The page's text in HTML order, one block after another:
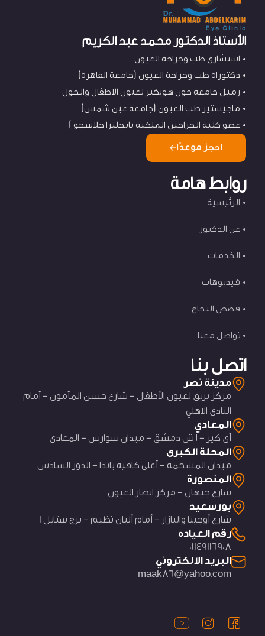
الأستاذ الدكتور محمد عبد الكريم
استشارى طب وجراحة العيون
دكتوراة طب وجراحة العيون (جامعة القاهرة)
زميل جامعة جون هوبكنز لعيون الاطفال والحول
ماجيستير طب العيون (جامعة عين شمس)
عضو كلية الجراحين الملكية بانجلترا جلاسجو )
احجز موعدًا
روابط هامة
الرئيسية
عن الدكتور
الخدمات
فيديوهات
قصص النجاح
تواصل معنا
اتصل بنا
مدينة نصر
مركز بريق لعيون الأطفال - شارع حسن المأمون - أمام
النادى الاهلي
المعادي
أى كير - ١ ش دمشق - ميدان سوارس - المعادى
المحلة الكبرى
ميدان المشحمة - أعلى كافيه باندا - الدور السادس
المنصورة
شارع جيهان - مركز ابصار العيون
بورسعيد
شارع أوجينا والبازار - أمام ألبان نظيم - برج ستايل 1
رقم العياده
01149116908
البريد الالكتروني
maak86@yahoo.com